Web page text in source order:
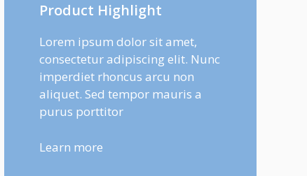
Product Highlight
Lorem ipsum dolor sit amet,
consectetur adipiscing elit. Nunc
imperdiet rhoncus arcu non
aliquet. Sed tempor mauris a
purus porttitor
Learn more